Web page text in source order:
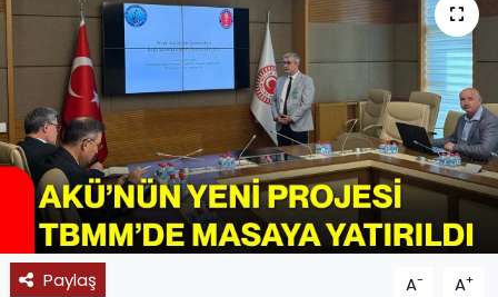
Paylaş A- A+
SAĞLIK
SPOR
11:11 MANŞET